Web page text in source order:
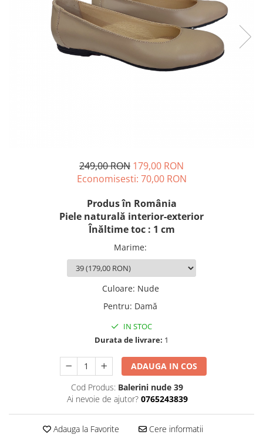
249,00 RON 179,00 RON
Economisesti: 70,00 RON
Produs în România
Piele naturală interior-exterior
Înăltime toc : 1 cm
Marime:
Culoare: Nude
Pentru: Damă
IN STOC
Durata de livrare: 1
ADAUGA IN COS
Cod Produs: Balerini nude 39
Ai nevoie de ajutor? 0765243839
Adauga la Favorite Cere informatii